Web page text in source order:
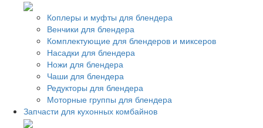
Коплеры и муфты для блендера
Венчики для блендера
Комплектующие для блендеров и миксеров
Насадки для блендера
Ножи для блендера
Чаши для блендера
Редукторы для блендера
Моторные группы для блендера
Запчасти для кухонных комбайнов